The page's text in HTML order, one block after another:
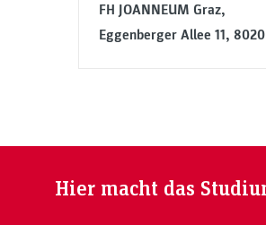
FH JOANNEUM Graz,
Eggenberger Allee 11,
Hier macht das